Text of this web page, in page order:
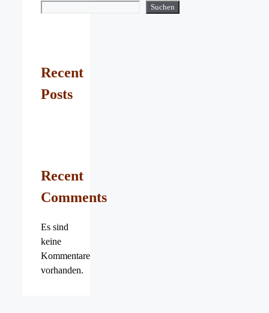
Suchen
Recent
Posts
Recent
Comments
Es sind
keine
Kommentare
vorhanden.